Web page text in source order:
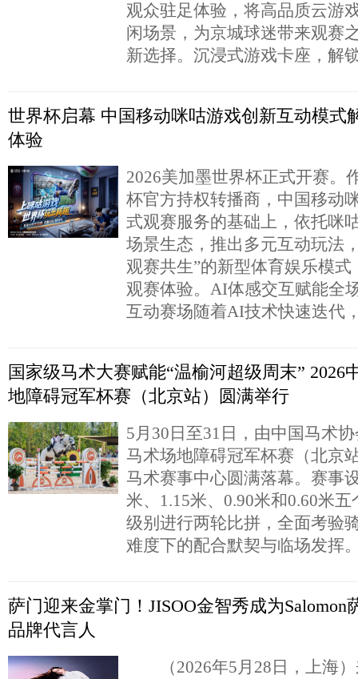
观众驻足体验，将高品质云游
闲场景，为京城球迷带来观赛
新选择。沉浸式游戏卡座，解
世界杯启幕 中国移动咪咕游戏创新互动模式
体验
2026美加墨世界杯正式开赛。
杯官方持权转播商，中国移动
式观赛服务的基础上，依托咪
场景生态，推出多元互动玩法
观赛共生”的新型体育娱乐模
观赛体验。AI体感交互赋能全
互动赛场随着AI技术快速迭代
国家级马术大赛赋能“温榆河超级周末” 2026
地障碍冠军杯赛（北京站）圆满举行
5月30日至31日，由中国马术
马术场地障碍冠军杯赛（北京
马术赛事中心圆满落幕。赛事
米、1.15米、0.90米和0.60米
级别进行两轮比拼，全面考验
难度下的配合默契与临场发挥
萨门迎来金掌门！JISOO金智秀成为Salomon
品牌代言人
（2026年5月28日，上海）